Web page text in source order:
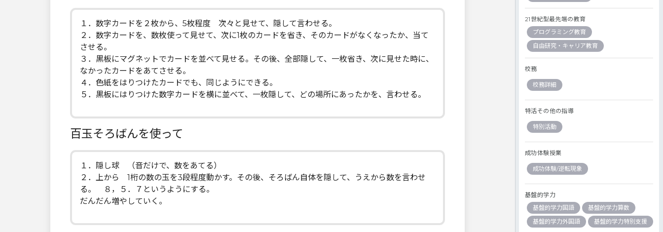
１．数字カードを２枚から、5枚程度 次々と見せて、隠して言わせる。
２．数字カードを、数枚使って見せて、次に1枚のカードを省き、そのカードがなくなったか、当て
させる。
３．黒板にマグネットでカードを並べて見せる。その後、全部隠して、一枚省き、次に見せた時に、
なかったカードをあてさせる。
４．色紙をはりつけたカードでも、同じようにできる。
５．黒板にはりつけた数字カードを横に並べて、一枚隠して、どの場所にあったかを、言わせる。
百玉そろばんを使って
１．隠し球 （音だけで、数をあてる）
２．上から 1桁の数の玉を3段程度動かす。その後、そろばん自体を隠して、うえから数を言わせ
る。 ８，５．７というようにする。
だんだん増やしていく。
21世紀型最先端の教育
プログラミング教育
自由研究・キャリア教育
校務
校務詳細
特活その他の指導
特別活動
成功体験授業
成功体験/逆転現象
基盤的学力
基盤的学力国語
基盤的学力算数
基盤的学力外国語
基盤的学力特別支援